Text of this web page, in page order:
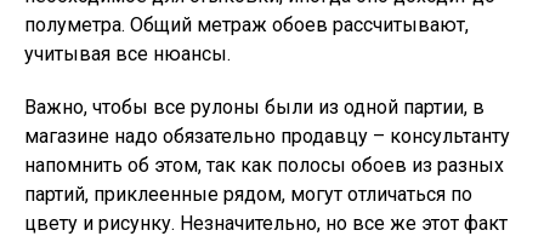
полуметра. Общий метраж обоев рассчитывают,
учитывая все нюансы.
Важно, чтобы все рулоны были из одной партии, в
магазине надо обязательно продавцу – консультанту
напомнить об этом, так как полосы обоев из разных
партий, приклеенные рядом, могут отличаться по
цвету и рисунку. Незначительно, но все же этот факт